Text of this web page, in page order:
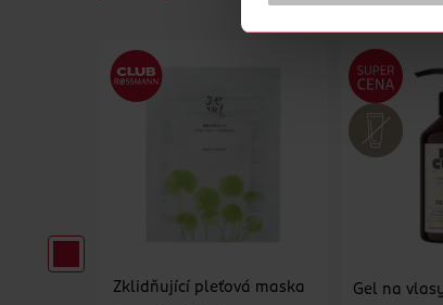
Děkujeme za pochopení. >
Zklidňující pleťová maska
Gel na